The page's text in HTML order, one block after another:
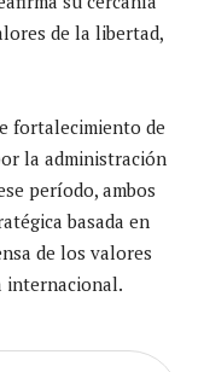
de la libertad,
fortalecimiento de
la administración
período, ambos
basada en
de los valores
internacional.